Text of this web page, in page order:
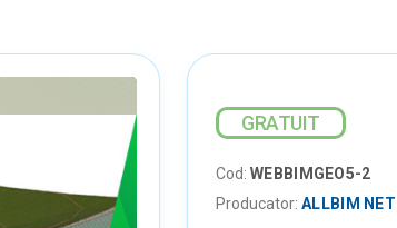
GRATUIT
Cod: WEBBIMGEO5-2
Producator: ALLBIM NET